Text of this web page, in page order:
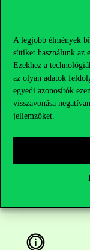
A legjobb élmények
sütiket használunk az
Ezekhez a
az olyan adatok
egyedi azonosítók
visszavonása
jellemzőket.
Telefonszám:+36 1
Kérdésed van a
Oktatói
HUB jelenlegi